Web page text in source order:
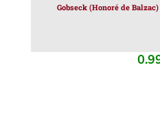
Gobseck (Honoré de